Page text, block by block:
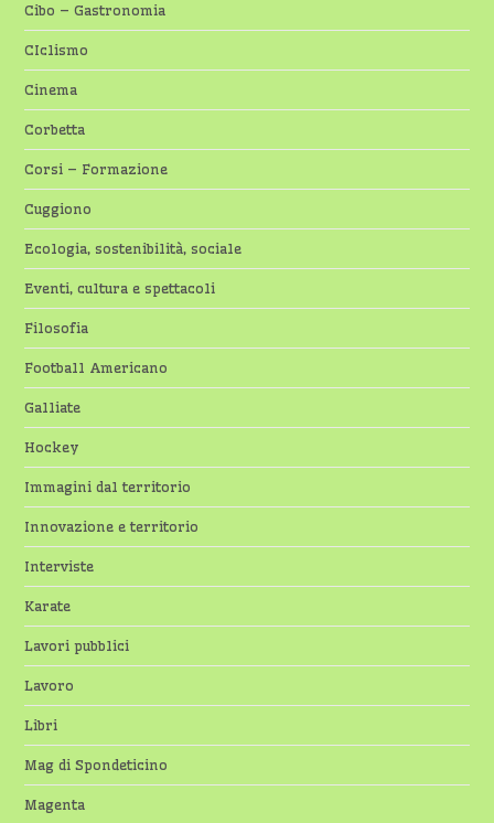
Cibo – Gastronomia
CIclismo
Cinema
Corbetta
Corsi – Formazione
Cuggiono
Ecologia, sostenibilità, sociale
Eventi, cultura e spettacoli
Filosofia
Football Americano
Galliate
Hockey
Immagini dal territorio
Innovazione e territorio
Interviste
Karate
Lavori pubblici
Lavoro
Libri
Mag di Spondeticino
Magenta